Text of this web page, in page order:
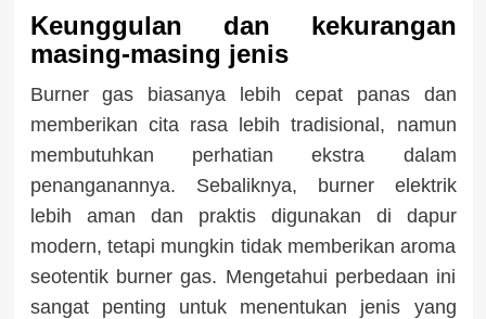
Keunggulan dan kekurangan
masing-masing jenis
Burner gas biasanya lebih cepat panas dan
memberikan cita rasa lebih tradisional, namun
membutuhkan perhatian ekstra dalam
penanganannya. Sebaliknya, burner elektrik
lebih aman dan praktis digunakan di dapur
modern, tetapi mungkin tidak memberikan aroma
seotentik burner gas. Mengetahui perbedaan ini
sangat penting untuk menentukan jenis yang